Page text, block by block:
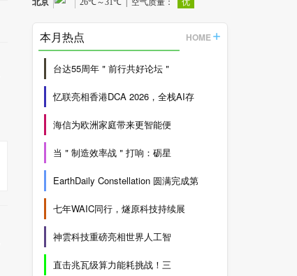
本月热点 HOME
台达55周年＂前行共好论坛＂
忆联亮相香港DCA 2026，全栈AI存
海信为欧洲家庭带来更智能便
当＂制造效率战＂打响：砺星
EarthDaily Constellation 圆满完成第
七年WAIC同行，燧原科技持续展
神雲科技重磅亮相世界人工智
直击兆瓦级算力能耗挑战！三